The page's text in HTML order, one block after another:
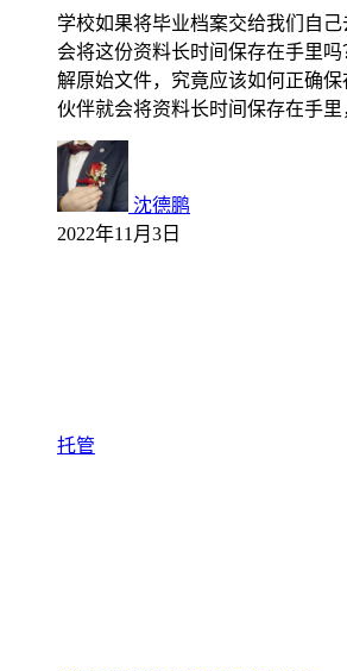
学校如果将毕业档案交给我们自
会将这份资料长时间保存在手里
解原始文件，究竟应该如何正确
伙伴就会将资料长时间保存在手
沈德鹏
2022年11月3日
托管